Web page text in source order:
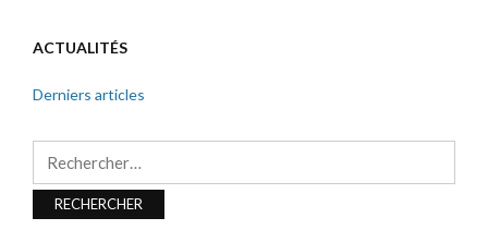
ACTUALITÉS
Derniers articles